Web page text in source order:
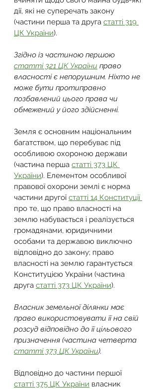
дії, які не суперечать закону
(частини перша та друга статті 319
ЦК України).
Згідно із частиною першою
статті 321 ЦК України право
власності є непорушним. Ніхто не
може бути протиправно
позбавлений цього права чи
обмежений у його здійсненні.
Земля є основним національним
багатством, що перебуває під
особливою охороною держави
(частина перша статті 373 ЦК
України). Елементом особливої
правової охорони землі є норма
частини другої статті 14 Конституції
про те, що право власності на
землю набувається і реалізується
громадянами, юридичними
особами та державою виключно
відповідно до закону; право
власності на землю гарантується
Конституцією України (частина
друга статті 373 ЦК України).
Власник земельної ділянки має
право використовувати її на свій
розсуд відповідно до її цільового
призначення (частина четверта
статті 373 ЦК України).
Відповідно до частини першої
статті 375 ЦК України власник